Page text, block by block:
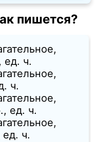
пишется?
ед. ч.
ч.
ед. ч.
ч.